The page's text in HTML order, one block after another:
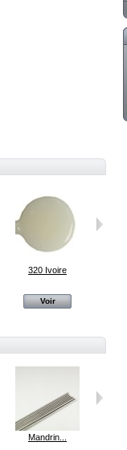
320 Ivoire
Voir
Mandrin...